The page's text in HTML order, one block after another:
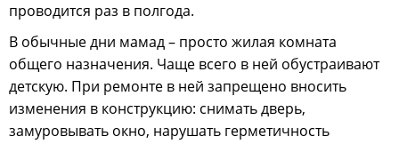
проводится раз в полгода.
В обычные дни мамад – просто жилая комната
общего назначения. Чаще всего в ней обустраивают
детскую. При ремонте в ней запрещено вносить
изменения в конструкцию: снимать дверь,
замуровывать окно, нарушать герметичность